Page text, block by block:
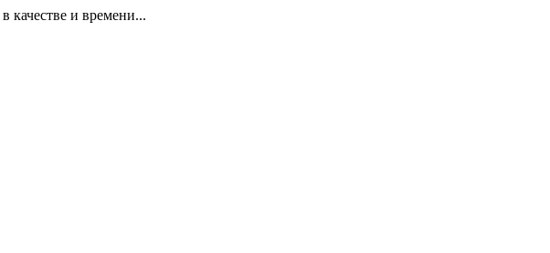
и времени...